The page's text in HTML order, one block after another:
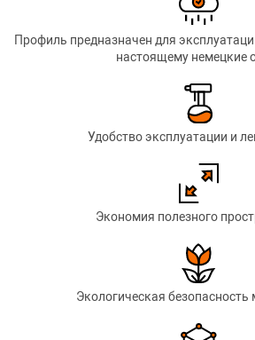
Профиль предназначен для
настоящему немецкие
Удобство эксплуатации и
Экономия полезного
Экологическая безопасность